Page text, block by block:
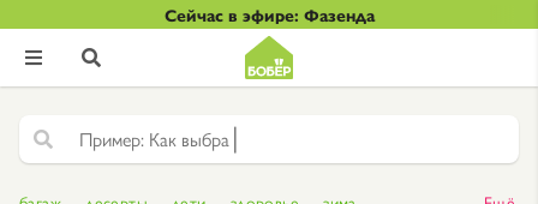
Сейчас в эфире: Фазенда
 
Как выб|